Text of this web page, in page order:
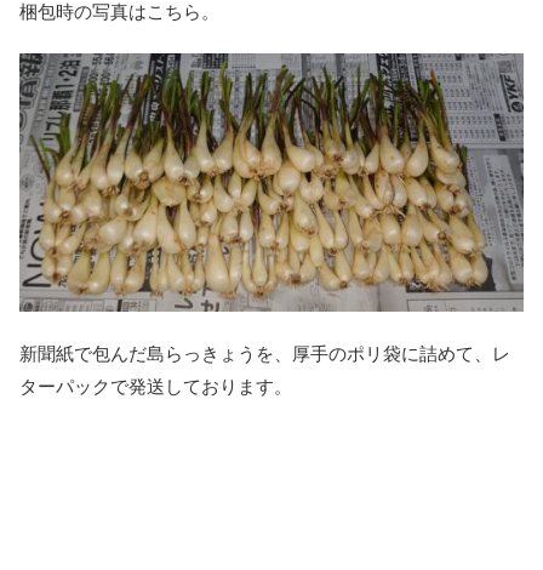
梱包時の写真はこちら。
新聞紙で包んだ島らっきょうを、厚手のポリ袋に詰めて、レ
ターパックで発送しております。